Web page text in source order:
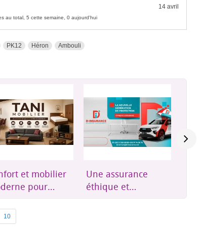
14 avril
au total, 5 cette semaine, 0 aujourd'hui
PK12 Héron Ambouli
assurance
et
Groupes
électrogènes,
10